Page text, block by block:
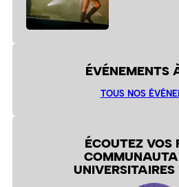
ÉVÉNEMENTS
TOUS NOS
ÉCOUTEZ VOS